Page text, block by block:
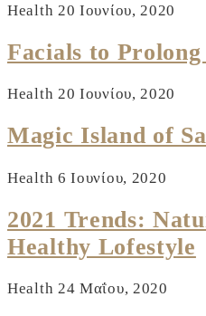
Health 20 Ιουνίου, 2020
Facials to
Health 20 Ιουνίου, 2020
Magic Island of
Health 6 Ιουνίου, 2020
2021 Trends:
Healthy Lofestyle
Health 24 Μαΐου, 2020